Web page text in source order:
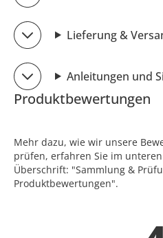
Lieferung &
Anleitungen und
Produktbewertungen
Mehr dazu, wie wir unsere
prüfen, erfahren Sie im
Überschrift: "Sammlung &
Produktbewertungen".